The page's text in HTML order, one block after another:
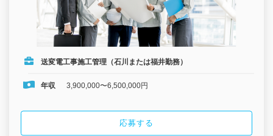
送変電工事施工管理（石川または福井勤務）
年収 3,900,000〜6,500,000円
応募する